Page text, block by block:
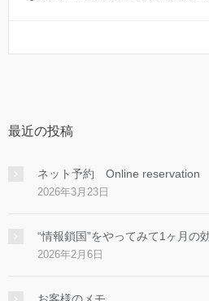
最近の投稿
ネット予約 Online reservation
2026年3月23日
“情報鎖国”をやってみて1ヶ月の
2026年2月6日